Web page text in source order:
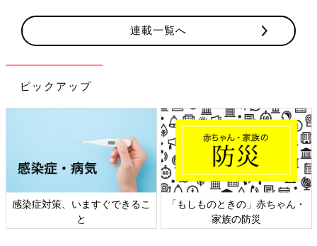
連載一覧へ
ピックアップ
感染症対策、いますぐできるこ
と
「もしものときの」赤ちゃん・
家族の防災